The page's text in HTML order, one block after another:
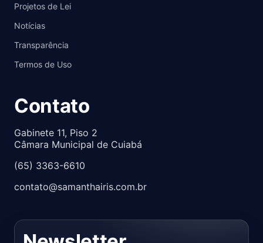
Projetos de Lei
Notícias
Transparência
Termos de Uso
Contato
Gabinete 11, Piso 2
Câmara Municipal de Cuiabá
(65) 3363-6610
contato@samanthairis.com.br